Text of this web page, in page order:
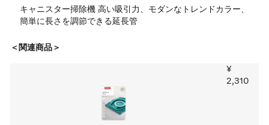
キャニスター掃除機 高い吸引力、モダンなトレンドカラー、
簡単に長さを調節できる延長管
＜関連商品＞
¥
2,310